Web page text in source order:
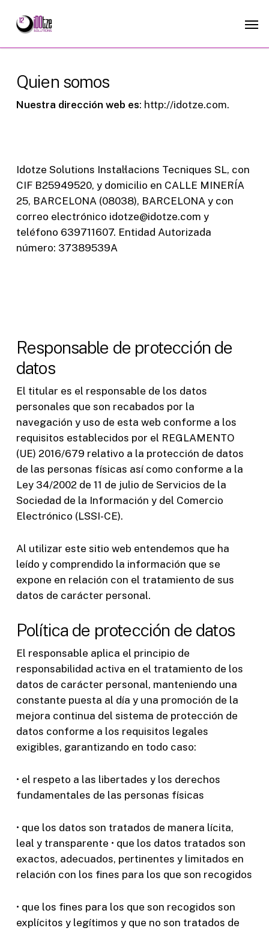
Quien somos
Nuestra dirección web es: http://idotze.com.
Idotze Solutions Instal·lacions Tecniques SL, con
CIF B25949520, y domicilio en CALLE MINERÍA
25, BARCELONA (08038), BARCELONA y con
correo electrónico idotze@idotze.com y
teléfono 639711607. Entidad Autorizada
número: 37389539A
Responsable de protección de
datos
El titular es el responsable de los datos
personales que son recabados por la
navegación y uso de esta web conforme a los
requisitos establecidos por el REGLAMENTO
(UE) 2016/679 relativo a la protección de datos
de las personas físicas así como conforme a la
Ley 34/2002 de 11 de julio de Servicios de la
Sociedad de la Información y del Comercio
Electrónico (LSSI-CE).
Al utilizar este sitio web entendemos que ha
leído y comprendido la información que se
expone en relación con el tratamiento de sus
datos de carácter personal.
Política de protección de datos
El responsable aplica el principio de
responsabilidad activa en el tratamiento de los
datos de carácter personal, manteniendo una
constante puesta al día y una promoción de la
mejora continua del sistema de protección de
datos conforme a los requisitos legales
exigibles, garantizando en todo caso:
• el respeto a las libertades y los derechos
fundamentales de las personas físicas
• que los datos son tratados de manera lícita,
leal y transparente • que los datos tratados son
exactos, adecuados, pertinentes y limitados en
relación con los fines para los que son recogidos
• que los fines para los que son recogidos son
explícitos y legítimos y que no son tratados de